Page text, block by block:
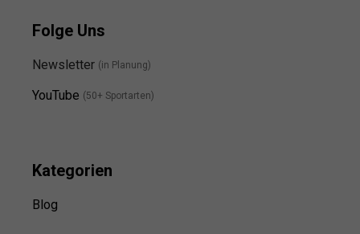
Folge Uns
Newsletter (in Planung)
YouTube (50+ Sportarten)
Kategorien
Blog